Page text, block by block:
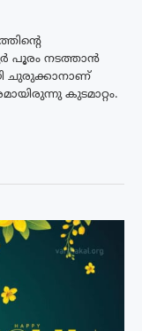
പൂരം നടത്താൻ
ചുരുക്കാനാണ്
കുടമാറ്റം.